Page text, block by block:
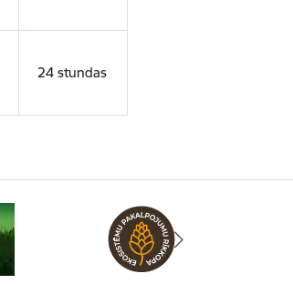
24 stundas